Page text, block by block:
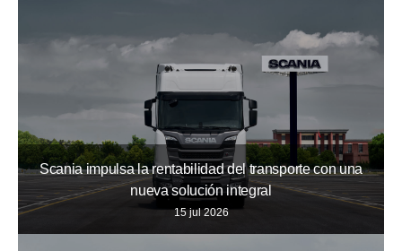
Scania impulsa la rentabilidad del transporte con una
nueva solución integral
15 jul 2026